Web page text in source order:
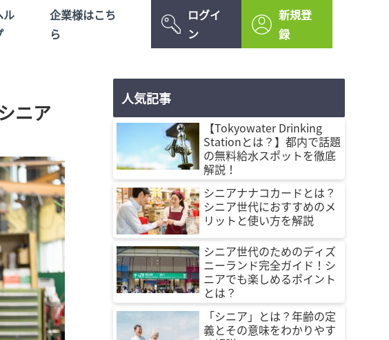
ル
企業様はこち
ら
ログイ
ン
新規登
録
ニア
人気記事
【Tokyowater Drinking
Stationとは？】都内で話題
の無料給水スポットを徹底
解説！
シニアナナコカードとは？
シニア世代におすすめのメ
リットと使い方を解説
シニア世代のためのディズ
ニーランド完全ガイド！シ
ニアでも楽しめるポイント
とは？
「シニア」とは？年齢の定
義とその意味をわかりやす